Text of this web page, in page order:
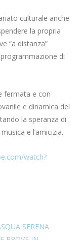
culturale anche
la propria
“a distanza”
di
fermata e con
e dinamica del
la speranza di
e l’amicizia.
watch?
SERENA